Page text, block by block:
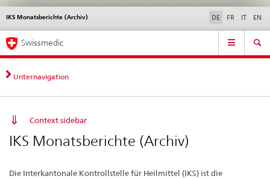
Direktnavigation
News,
Rechtsgrundlagen,
Kontakt
News & Updates Kontakt | Support & Hilfe
IKS Monatsberichte (Archiv)
Sprachwahl DE FR IT EN
Service
Hauptnavigation
Swissmedic
Unternavigation
Context sidebar
IKS Monatsberichte (Archiv)
Die Interkantonale Kontrollstelle für Heilmittel (IKS) ist die